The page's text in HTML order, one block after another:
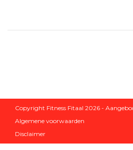
Copyright Fitness Fitaal 2026 -
Algemene voorwaarden
Disclaimer